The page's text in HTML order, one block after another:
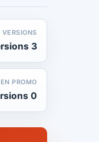
VERSIONS
3 versions
EN PROMO
0 versions